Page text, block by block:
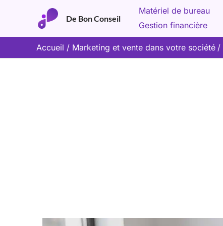
contenu
De Bon Conseil
Matériel de bureau
Gestion financière
Accueil Marketing et vente dans votre société